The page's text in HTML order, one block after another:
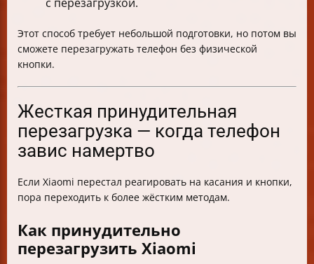
Этот способ требует небольшой подготовки, но потом вы
сможете перезагружать телефон без физической
кнопки.
Жесткая принудительная
перезагрузка — когда телефон
завис намертво
Если Xiaomi перестал реагировать на касания и кнопки,
пора переходить к более жёстким методам.
Как принудительно
перезагрузить Xiaomi